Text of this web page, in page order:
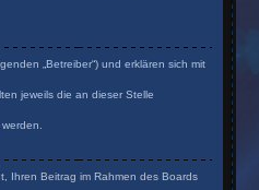
„Betreiber“) und erklären sich mit
jeweils die an dieser Stelle
Ihren Beitrag im Rahmen des Boards